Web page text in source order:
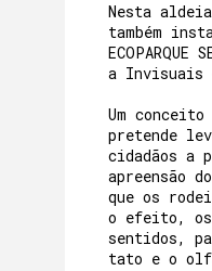
Nesta
também
ECOPARQUE
a Invisuais
Um
pretende
cidadãos a
apreensão
que os
o efeito,
sentidos,
tato e o